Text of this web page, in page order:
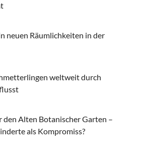
neuen Räumlichkeiten in der
weltweit durch
den Alten Botanischer Garten –
als Kompromiss?